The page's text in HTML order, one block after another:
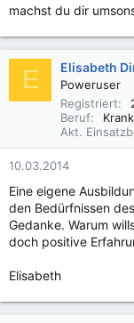
machst du dir
E Elisabeth
Poweruser
Registriert
Beruf
Akt.
10.03.2014
Eine eigene
den Bedürfnissen
Gedanke. Warum
doch positive
Elisabeth